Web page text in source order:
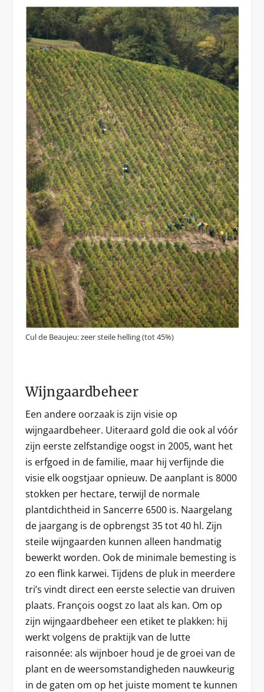
Cul de Beaujeu: zeer steile helling (tot 45%)
Wijngaardbeheer
Een andere oorzaak is zijn visie op
wijngaardbeheer. Uiteraard gold die ook al vóór
zijn eerste zelfstandige oogst in 2005, want het
is erfgoed in de familie, maar hij verfijnde die
visie elk oogstjaar opnieuw. De aanplant is 8000
stokken per hectare, terwijl de normale
plantdichtheid in Sancerre 6500 is. Naargelang
de jaargang is de opbrengst 35 tot 40 hl. Zijn
steile wijngaarden kunnen alleen handmatig
bewerkt worden. Ook de minimale bemesting is
zo een flink karwei. Tijdens de pluk in meerdere
tri’s vindt direct een eerste selectie van druiven
plaats. François oogst zo laat als kan. Om op
zijn wijngaardbeheer een etiket te plakken: hij
werkt volgens de praktijk van de lutte
raisonnée: als wijnboer houd je de groei van de
plant en de weersomstandigheden nauwkeurig
in de gaten om op het juiste moment te kunnen